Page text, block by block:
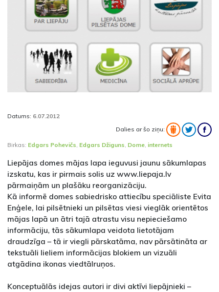
Datums: 6.07.2012
Dalies ar šo ziņu:
Birkas: Edgars Pohevičs, Edgars Džiguns, Dome, internets
Liepājas domes mājas lapa ieguvusi jaunu sākumlapas
izskatu, kas ir pirmais solis uz www.liepaja.lv
pārmaiņām un plašāku reorganizāciju.
Kā informē domes sabiedrisko attiecību speciāliste Evita
Enģele, lai pilsētnieki un pilsētas viesi vieglāk orientētos
mājas lapā un ātri tajā atrastu visu nepieciešamo
informāciju, tās sākumlapa veidota lietotājam
draudzīga – tā ir viegli pārskatāma, nav pārsātināta ar
tekstuāli lieliem informācijas blokiem un vizuāli
atgādina ikonas viedtālruņos.
Konceptuālās idejas autori ir divi aktīvi liepājnieki –